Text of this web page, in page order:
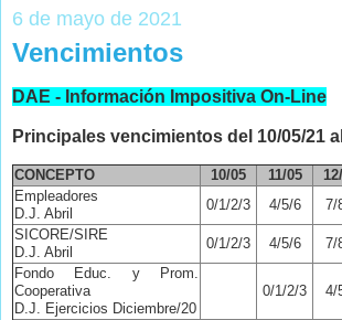
6 de mayo de 2021
Vencimientos
DAE - Información Impositiva On-Line
Principales vencimientos del 10/05/21
CONCEPTO 10/05 11/05
Empleadores
D.J. Abril
0/1/2/3 4/5/6
7/
SICORE/SIRE
D.J. Abril
0/1/2/3 4/5/6
7/
Fondo Educ. y Prom.
Cooperativa
D.J. Ejercicios Diciembre/20
0/1/2/3 4/